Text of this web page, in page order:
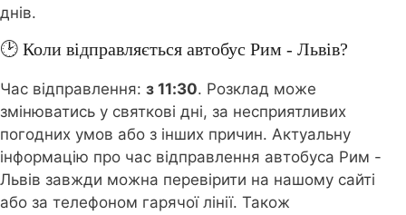
днів.
🕑 Коли відправляється автобус Рим - Львів?
Час відправлення: з 11:30. Розклад може
змінюватись у святкові дні, за несприятливих
погодних умов або з інших причин. Актуальну
інформацію про час відправлення автобуса Рим -
Львів завжди можна перевірити на нашому сайті
або за телефоном гарячої лінії. Також